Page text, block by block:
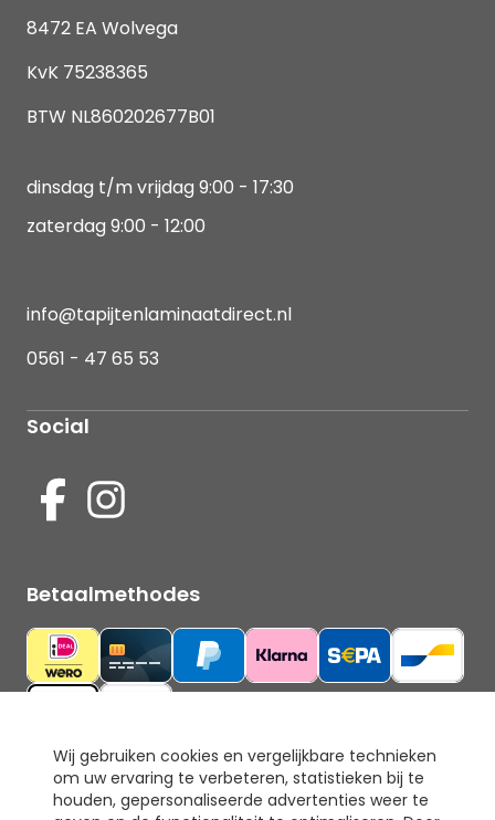
Wij gebruiken cookies en vergelijkbare technieken
om uw ervaring te verbeteren, statistieken bij te
houden, gepersonaliseerde advertenties weer te
8472 EA Wolvega
KvK 75238365
BTW NL860202677B01
dinsdag t/m vrijdag 9:00 - 17:30
zaterdag 9:00 - 12:00
info@tapijtenlaminaatdirect.nl
0561 - 47 65 53
Social
Betaalmethodes
Ons keurmerk